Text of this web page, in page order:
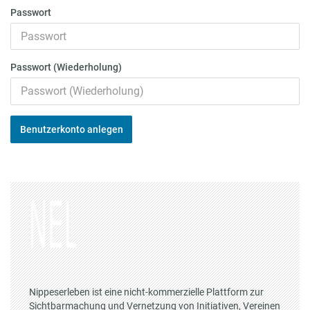
Passwort
Passwort (Wiederholung)
Benutzerkonto anlegen
Nippeserleben ist eine nicht-kommerzielle Plattform zur
Sichtbarmachung und Vernetzung von Initiativen, Vereinen